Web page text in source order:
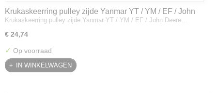
Krukaskeerring pulley zijde Yanmar YT / YM / EF / John
Deere - 119934-01800
Krukaskeerring pulley zijde Yanmar YT / YM / EF / John Deere…
€ 24,74
✓ Op voorraad
IN WINKELWAGEN